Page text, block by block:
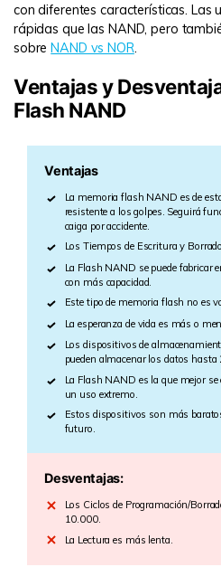
con diferentes características. Las
rápidas que las NAND, pero
sobreNAND vs NOR.
Ventajas y
Flash NAND
Ventajas
La memoria flash NAND es de
resistente a los golpes. Seguirá
caiga por accidente.
Los Tiempos de Escritura y
La Flash NAND se puede fabricar
con más capacidad.
Este tipo de memoria flash no es
La esperanza de vida es más o
Los dispositivos de
pueden almacenar los datos hasta
La Flash NAND es la que mejor
un uso extremo.
Estos dispositivos son más
futuro.
Desventajas:
Los Ciclos de Programación/
10.000.
La Lectura es más lenta.